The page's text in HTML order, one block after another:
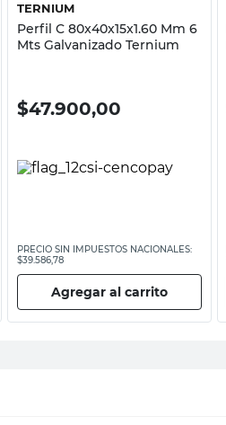
TERNIUM
Perfil C 80x40x15x1.60 Mm 6
Mts Galvanizado Ternium
$47.900,00
PRECIO SIN IMPUESTOS NACIONALES:
$39.586,78
Agregar al carrito